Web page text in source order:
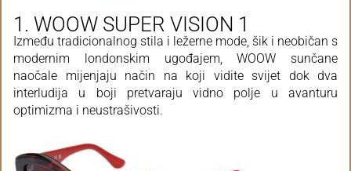
1. WOOW SUPER VISION 1
Između tradicionalnog stila i ležerne mode, šik i neobičan s
modernim londonskim ugođajem, WOOW sunčane
naočale mijenjaju način na koji vidite svijet dok dva
interludija u boji pretvaraju vidno polje u avanturu
optimizma i neustrašivosti.